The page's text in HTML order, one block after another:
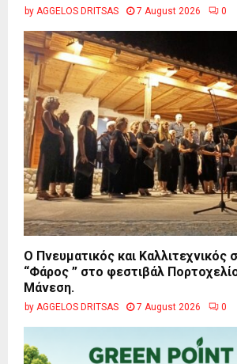
by AGGELOS DRITSAS 7 August 2026 0
Ο Πνευματικός και Καλλιτεχνικός
“Φάρος ” στο φεστιβάλ
Μάνεση.
by AGGELOS DRITSAS 7 August 2026 0